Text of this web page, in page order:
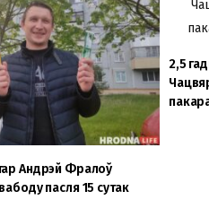
Андрэй Фралоў
пасля 15 сутак
2,5